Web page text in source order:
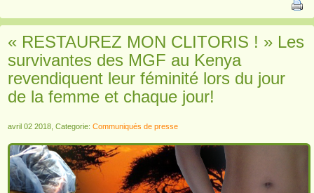
« RESTAUREZ MON CLITORIS ! » Les
survivantes des MGF au Kenya
revendiquent leur féminité lors du jour
de la femme et chaque jour!
avril 02 2018, Categorie: Communiqués de presse